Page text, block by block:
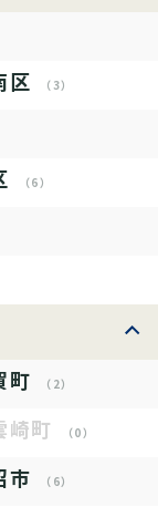
区 （3）
（6）
町 （2）
崎町 （0）
市 （6）